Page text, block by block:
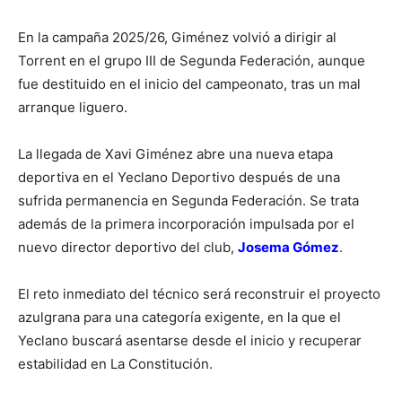
En la campaña 2025/26, Giménez volvió a dirigir al
Torrent en el grupo III de Segunda Federación, aunque
fue destituido en el inicio del campeonato, tras un mal
arranque liguero.
La llegada de Xavi Giménez abre una nueva etapa
deportiva en el Yeclano Deportivo después de una
sufrida permanencia en Segunda Federación. Se trata
además de la primera incorporación impulsada por el
nuevo director deportivo del club, Josema Gómez.
El reto inmediato del técnico será reconstruir el proyecto
azulgrana para una categoría exigente, en la que el
Yeclano buscará asentarse desde el inicio y recuperar
estabilidad en La Constitución.